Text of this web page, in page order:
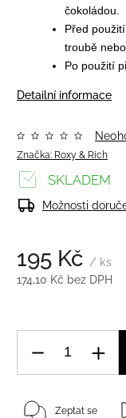
čokoládou.
Před
troubě
Po použití
Detailní informace
Značka: Roxy & Rich
195 Kč / ks
174,10 Kč bez DPH
SKLADEM
Možnosti
Zeptat se